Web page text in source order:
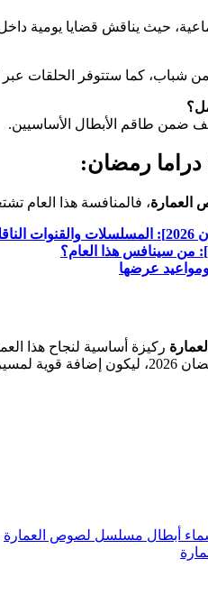
حيث يناقش قضايا
شباب، كما ستتوفر الحلقات
ضمن طاقم الأبطال الأساسيين.
رمضان:
، فالمنافسة هذا العام
من سينافس هذا العام؟
عرضها
ركيزة أساسية لنجاح هذا
أبطال مسلسل لصوص العمارة